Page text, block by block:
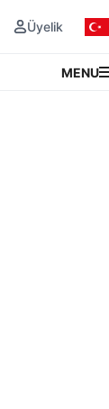
Üyelik
MENU